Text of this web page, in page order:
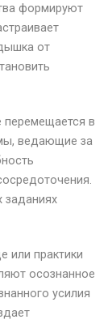
формируют
от
в
ведающие за
заданиях
или практики
осознанное
усилия